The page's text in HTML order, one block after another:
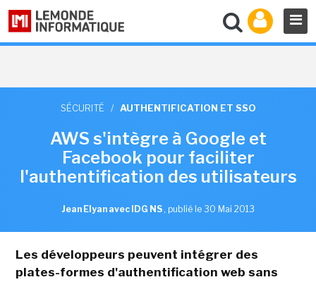
SÉCURITÉ / AUTHENTIFICATION ET SSO
AWS s'intègre à Google et
Facebook pour faciliter
l'authentification des utilisateurs
Jean Elyan avec IDG NS , publié le 30 Mai 2013
Les développeurs peuvent intégrer des
plates-formes d'authentification web sans